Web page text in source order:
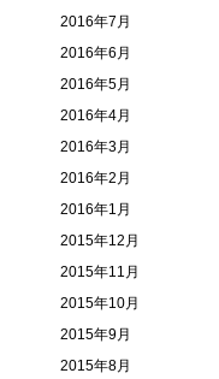
2016年7月
2016年6月
2016年5月
2016年4月
2016年3月
2016年2月
2016年1月
2015年12月
2015年11月
2015年10月
2015年9月
2015年8月